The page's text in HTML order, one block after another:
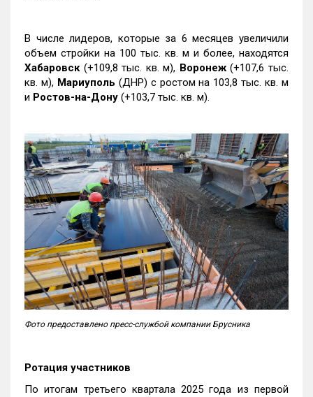
В числе лидеров, которые за 6 месяцев увеличили
объем стройки на 100 тыс. кв. м и более, находятся
Хабаровск (+109,8 тыс. кв. м), Воронеж(+107,6 тыс.
кв. м), Мариуполь (ДНР) с ростом на 103,8 тыс. кв. м
и Ростов-на-Дону (+103,7 тыс. кв. м).
Фото предоставлено пресс-службой компании Брусника
Ротация участников
По итогам третьего квартала 2025 года из первой